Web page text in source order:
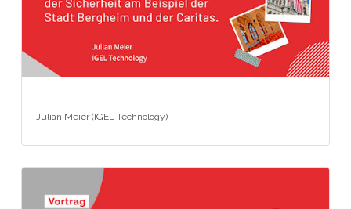
Julian Meier (IGEL Technology)